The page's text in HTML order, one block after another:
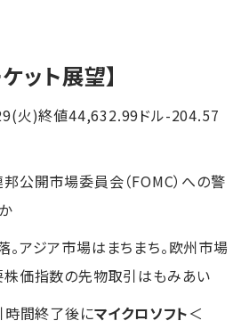
ット展望】
火)終値44,632.99ドル-204.57
公開市場委員会（FOMC）への警
アジア市場はまちまち。欧州市場
株価指数の先物取引はもみあい
時間終了後にマイクロソフト＜